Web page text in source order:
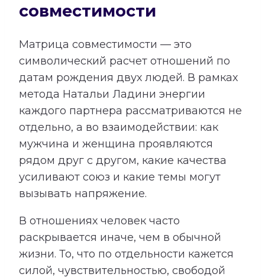
совместимости
Матрица совместимости — это
символический расчет отношений по
датам рождения двух людей. В рамках
метода Натальи Ладини энергии
каждого партнера рассматриваются не
отдельно, а во взаимодействии: как
мужчина и женщина проявляются
рядом друг с другом, какие качества
усиливают союз и какие темы могут
вызывать напряжение.
В отношениях человек часто
раскрывается иначе, чем в обычной
жизни. То, что по отдельности кажется
силой, чувствительностью, свободой